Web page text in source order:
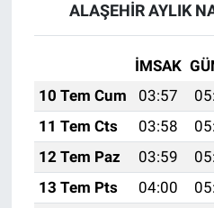
ALAŞEHİR AYLIK
İMSAK
10 Tem Cum
03:57
11 Tem Cts
03:58
12 Tem Paz
03:59
13 Tem Pts
04:00